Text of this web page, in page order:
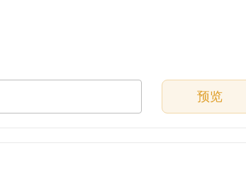
预览